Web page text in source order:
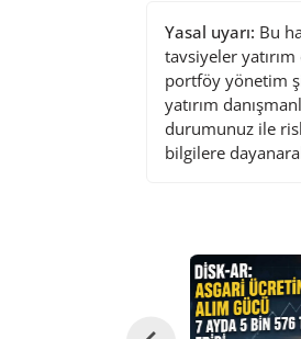
Yasal uyarı: Bu
tavsiyeler yatırım
portföy yönetim
yatırım
durumunuz ile
bilgilere